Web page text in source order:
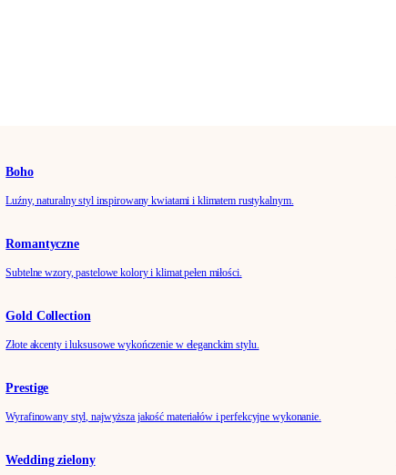
Boho
Luźny, naturalny styl inspirowany kwiatami i klimatem rustykalnym.
Romantyczne
Subtelne wzory, pastelowe kolory i klimat pełen miłości.
Gold Collection
Złote akcenty i luksusowe wykończenie w eleganckim stylu.
Prestige
Wyrafinowany styl, najwyższa jakość materiałów i perfekcyjne wykonanie.
Wedding zielony